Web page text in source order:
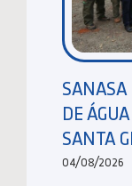
SANASA
DE
SANTA
04/08/2026